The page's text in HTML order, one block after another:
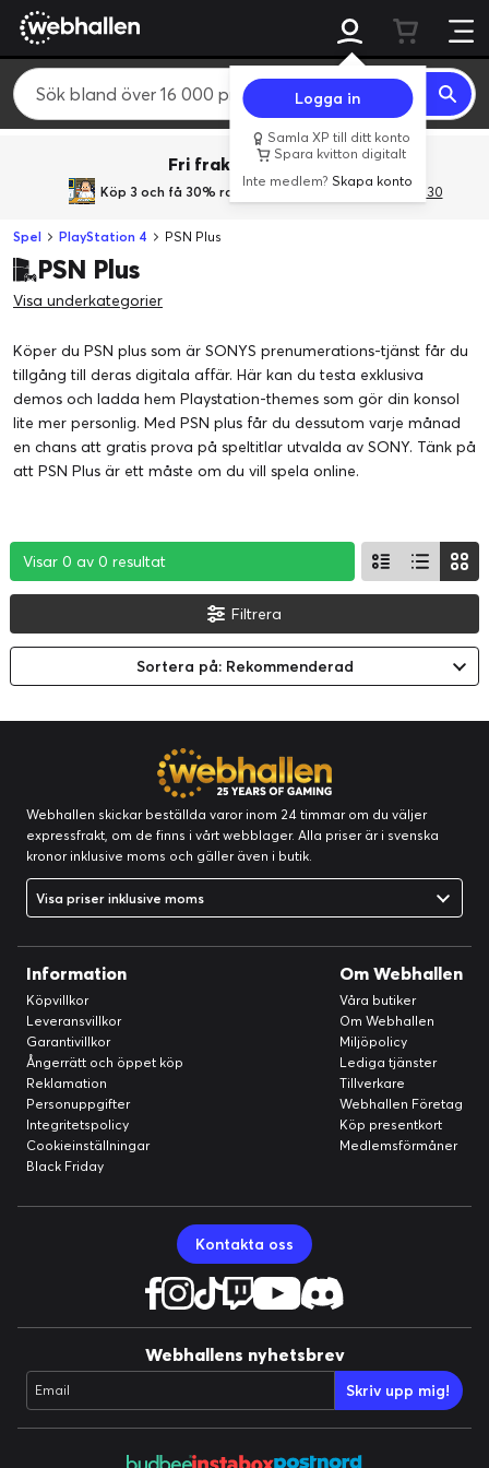
Logga in
Samla XP till ditt konto
Spara kvitton digitalt
Inte medlem?Skapa konto
Fri frakt över 800 kr.
Köp 3 och få 30% rabatt med rabattkoden 3Gives30
Spel PlayStation 4 PSN Plus
PSN Plus
Visa underkategorier
Köper du PSN plus som är SONYS prenumerations-tjänst får du
tillgång till deras digitala affär. Här kan du testa exklusiva
demos och ladda hem Playstation-themes som gör din konsol
lite mer personlig. Med PSN plus får du dessutom varje månad
en chans att gratis prova på speltitlar utvalda av SONY. Tänk på
att PSN Plus är ett måste om du vill spela online.
Visar 0 av 0 resultat
Visar 0 av 0 resultat
Visar 0 av 0 resultat
Filtrera
Sortera på: Rekommenderad
Webhallen skickar beställda varor inom 24 timmar om du väljer
expressfrakt, om de finns i vårt webblager. Alla priser är i svenska
kronor inklusive moms och gäller även i butik.
Visa priser inklusive moms
Information
Köpvillkor
Leveransvillkor
Garantivillkor
Ångerrätt och öppet köp
Reklamation
Personuppgifter
Integritetspolicy
Cookieinställningar
Black Friday
Om Webhallen
Våra butiker
Om Webhallen
Miljöpolicy
Lediga tjänster
Tillverkare
Webhallen Företag
Köp presentkort
Medlemsförmåner
Kontakta oss
Webhallens nyhetsbrev
Email Skriv upp mig!